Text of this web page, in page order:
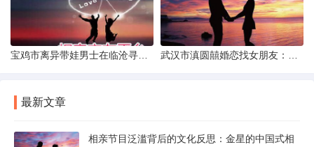
最新文章
相亲节目泛滥背后的文化反思：金星的中国式相